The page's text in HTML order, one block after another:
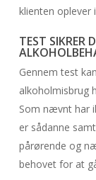
klienten oplever
TEST SIKRER
Gennem test
alkoholmisbrug
Som nævnt har
er sådanne
pårørende og
behovet for at